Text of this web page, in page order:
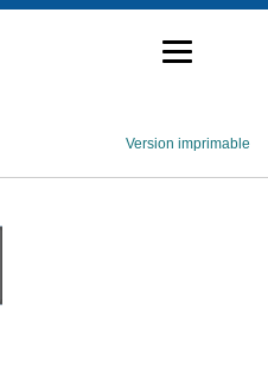
Version imprimable